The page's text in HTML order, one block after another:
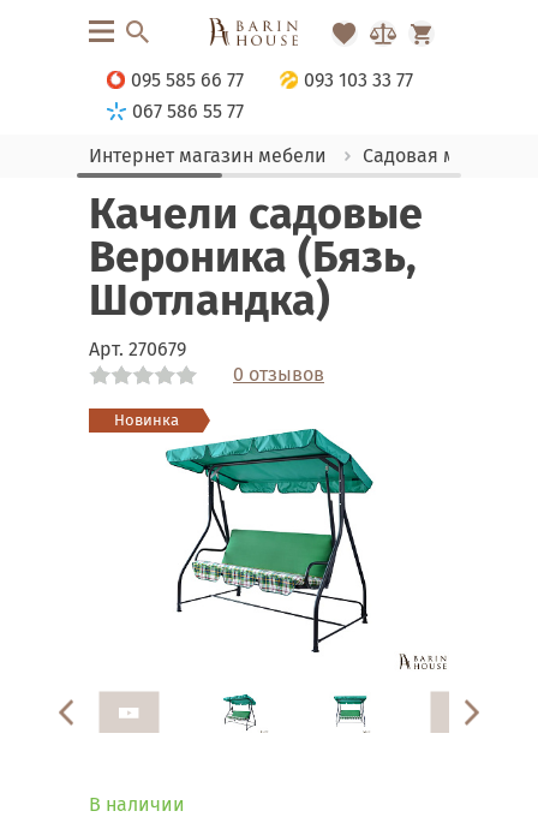
095 585 66 77
093 103 33 77
067 586 55 77
Интернет магазин мебели
Садовая мебель
Качели садовые
Вероника (Бязь,
Шотландка)
Арт. 270679
0 отзывов
Новинка
Link
Link
В наличии